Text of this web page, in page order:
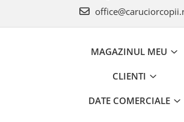
Premergatoare, Balansoare, Centre
MAGAZINUL MEU
CLIENTI
DATE COMERCIALE